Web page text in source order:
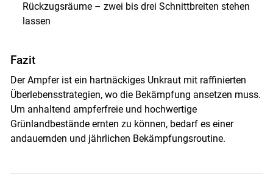
Rückzugsräume – zwei bis drei Schnittbreiten stehen
lassen
Fazit
Der Ampfer ist ein hartnäckiges Unkraut mit raffinierten
Überlebensstrategien, wo die Bekämpfung ansetzen muss.
Um anhaltend ampferfreie und hochwertige
Grünlandbestände ernten zu können, bedarf es einer
andauernden und jährlichen Bekämpfungsroutine.